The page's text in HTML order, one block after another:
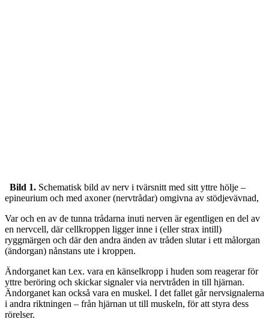
Bild 1. Schematisk bild av nerv i tvärsnitt med sitt yttre hölje –
epineurium och med axoner (nervtrådar) omgivna av stödjevävnad,
Var och en av de tunna trådarna inuti nerven är egentligen en del av
en nervcell, där cellkroppen ligger inne i (eller strax intill)
ryggmärgen och där den andra änden av tråden slutar i ett målorgan
(ändorgan) nånstans ute i kroppen.
Ändorganet kan t.ex. vara en känselkropp i huden som reagerar för
yttre beröring och skickar signaler via nervtråden in till hjärnan.
Ändorganet kan också vara en muskel. I det fallet går nervsignalerna
i andra riktningen – från hjärnan ut till muskeln, för att styra dess
rörelser.